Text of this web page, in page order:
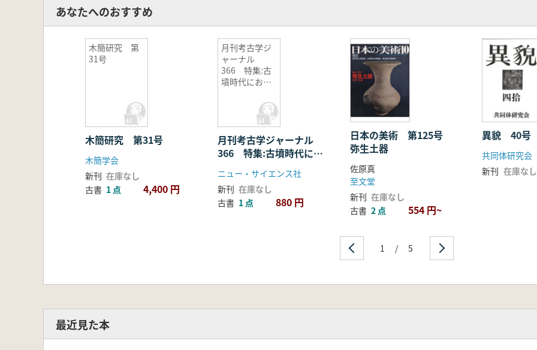
あなたへのおすすめ
木簡研究 第
31号
木簡研究 第31号
木簡学会
新刊 在庫なし
古書 1 点 4,400 円
月刊考古学ジ
ャーナル
366 特集:古
墳時代におけ
月刊考古学ジャーナル
366 特集:古墳時代にお
ニュー・サイエンス社
新刊 在庫なし
古書 1 点 880 円
日本の美術 第125号
弥生土器
佐原真
至文堂
新刊 在庫なし
古書 2 点 554 円~
異貌 40号
共同体研究会
新刊 在庫なし
1 / 5
最近見た本